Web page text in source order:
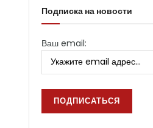
Подписка на новости
Ваш email: